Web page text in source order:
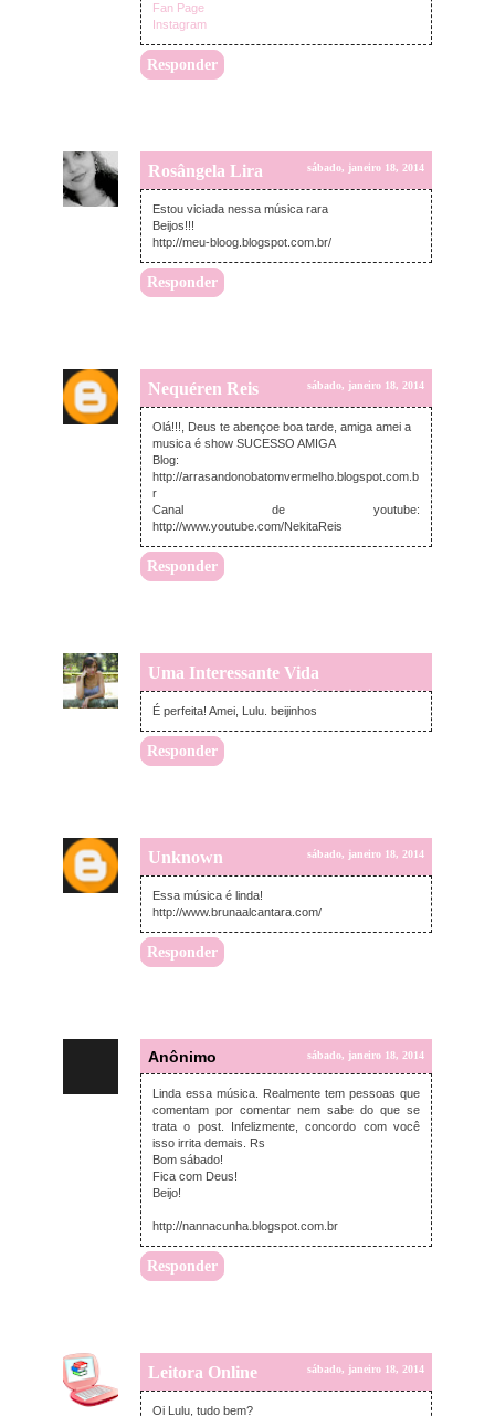
Fan Page
Instagram
Responder
Rosângela Lira sábado, janeiro 18, 2014
Estou viciada nessa música rara
Beijos!!!
http://meu-bloog.blogspot.com.br/
Responder
Nequéren Reis sábado, janeiro 18, 2014
Olá!!!, Deus te abençoe boa tarde, amiga amei a
musica é show SUCESSO AMIGA
Blog:
http://arrasandonobatomvermelho.blogspot.com.b
r
Canal de youtube:
http://www.youtube.com/NekitaReis
Responder
Uma Interessante Vida
sábado, janeiro 18, 2014
É perfeita! Amei, Lulu. beijinhos
Responder
Unknown sábado, janeiro 18, 2014
Essa música é linda!
http://www.brunaalcantara.com/
Responder
Anônimo sábado, janeiro 18, 2014
Linda essa música. Realmente tem pessoas que
comentam por comentar nem sabe do que se
trata o post. Infelizmente, concordo com você
isso irrita demais. Rs
Bom sábado!
Fica com Deus!
Beijo!
http://nannacunha.blogspot.com.br
Responder
Leitora Online sábado, janeiro 18, 2014
Oi Lulu, tudo bem?